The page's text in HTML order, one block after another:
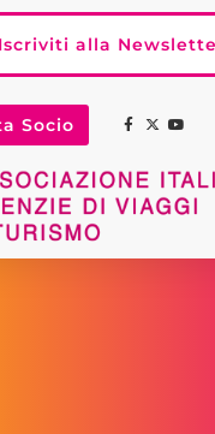
Iscriviti alla
Socio